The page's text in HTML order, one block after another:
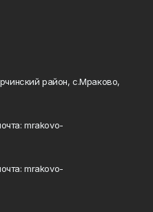
район, с.Мраково,
mrakovo-
mrakovo-